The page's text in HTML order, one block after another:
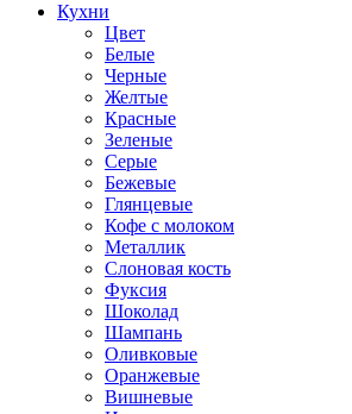
Кухни
Цвет
Белые
Черные
Желтые
Красные
Зеленые
Серые
Бежевые
Глянцевые
Кофе с молоком
Металлик
Слоновая кость
Фуксия
Шоколад
Шампань
Оливковые
Оранжевые
Вишневые